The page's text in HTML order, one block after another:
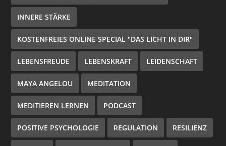
INNERE STÄRKE
KOSTENFREIES ONLINE SPECIAL "DAS LICHT IN DIR"
LEBENSFREUDE LEBENSKRAFT LEIDENSCHAFT
MAYA ANGELOU MEDITATION
MEDITIEREN LERNEN PODCAST
POSITIVE PSYCHOLOGIE REGULATION RESILIENZ